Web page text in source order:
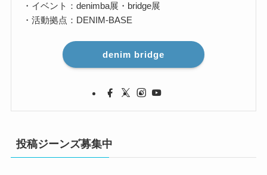
・イベント：denimba展・bridge展
・活動拠点：DENIM-BASE
denim bridge
投稿ジーンズ募集中